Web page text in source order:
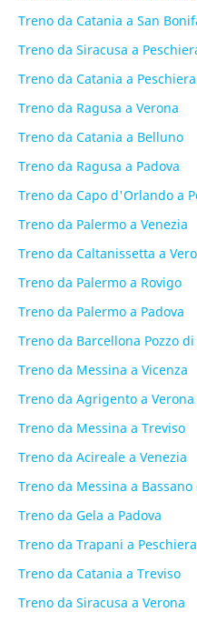
Treno da Catania a San
Treno da Siracusa a
Treno da Catania a
Treno da Ragusa a Verona
Treno da Catania a Belluno
Treno da Ragusa a Padova
Treno da Capo d'Orlando a
Treno da Palermo a Venezia
Treno da Caltanissetta a
Treno da Palermo a Rovigo
Treno da Palermo a Padova
Treno da Barcellona Pozzo
Treno da Messina a Vicenza
Treno da Agrigento a Verona
Treno da Messina a Treviso
Treno da Acireale a Venezia
Treno da Messina a
Treno da Gela a Padova
Treno da Trapani a
Treno da Catania a Treviso
Treno da Siracusa a Verona